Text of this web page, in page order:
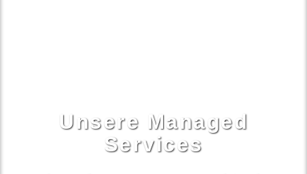
Unsere Managed
Services